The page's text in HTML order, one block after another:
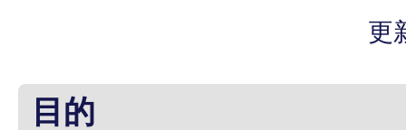
更
目的